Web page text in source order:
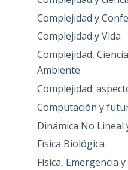
Complejidad y
Complejidad y Vida
Complejidad,
Ambiente
Complejidad:
Computación y
Dinámica No Lineal
Física Biológica
Física, Emergencia